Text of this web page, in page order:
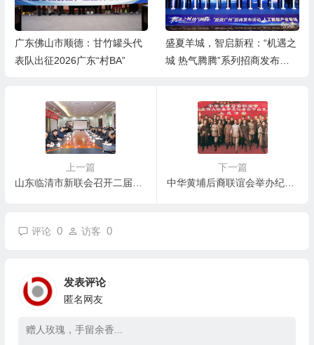
盛夏羊城，智启新程：“机遇之
城 热气腾腾”系列招商发布活
赓续二十载雷锋薪火 启航志愿
服务新征程 ——枣庄市学雷锋
上一篇
山东临清市新联会召开二届三次理事会暨“新联会之家”规范化建设推进会
下一篇
中华黄埔后裔联谊会举办纪念孙中山主题活动
评论 0 访客 0
发表评论
匿名网友